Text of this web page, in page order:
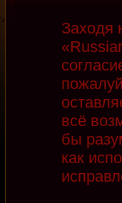
Заходя
всё
бы
как